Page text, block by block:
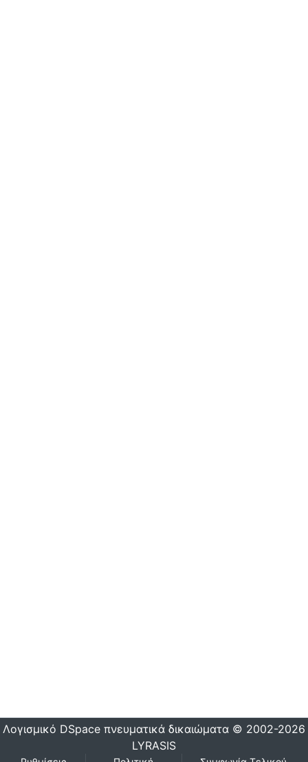
Λογισμικό DSpace πνευματικά δικαιώματα © 2002-2026
LYRASIS